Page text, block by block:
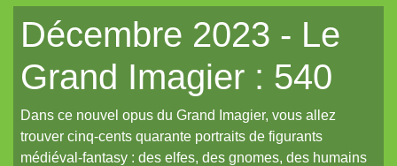
Artemis (N.YX)
Les aventuriers du Continent perdu (Coeurs Vaillants)
Refuge 17 (Coeurs Vaillants)
Des portraits med-fan
Décembre 2023 - Le
Grand Imagier : 540
Dans ce nouvel opus du Grand Imagier, vous allez
trouver cinq-cents quarante portraits de figurants
médiéval-fantasy : des elfes, des gnomes, des humains